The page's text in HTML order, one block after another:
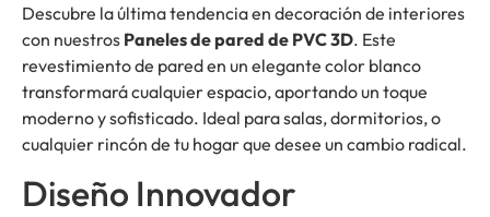
Descubre la última tendencia en decoración de interiores
con nuestros Paneles de pared de PVC 3D. Este
revestimiento de pared en un elegante color blanco
transformará cualquier espacio, aportando un toque
moderno y sofisticado. Ideal para salas, dormitorios, o
cualquier rincón de tu hogar que desee un cambio radical.
Diseño Innovador